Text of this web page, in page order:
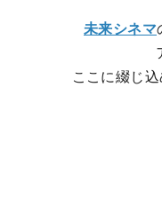
未来シネマ
ここに綴じ